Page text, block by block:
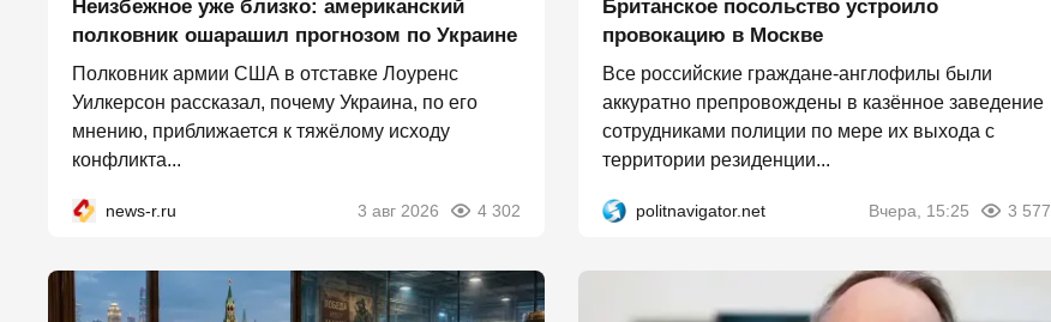
Неизбежное уже близко: американский
полковник ошарашил прогнозом по Украине
Полковник армии США в отставке Лоуренс
Уилкерсон рассказал, почему Украина, по его
мнению, приближается к тяжёлому исходу
конфликта...
news-r.ru 3 авг 2026 4 302
Британское посольство устроило
провокацию в Москве
Все российские граждане-англофилы были
аккуратно препровождены в казённое заведение
сотрудниками полиции по мере их выхода с
территории резиденции...
politnavigator.net Вчера, 15:25 3 577